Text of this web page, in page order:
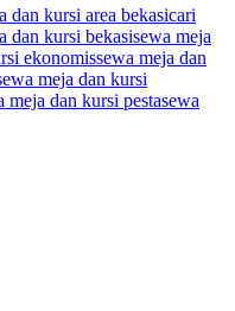
dan kursi area bekasicari
dan kursi bekasisewa meja
ekonomissewa meja dan
meja dan kursi
meja dan kursi pestasewa